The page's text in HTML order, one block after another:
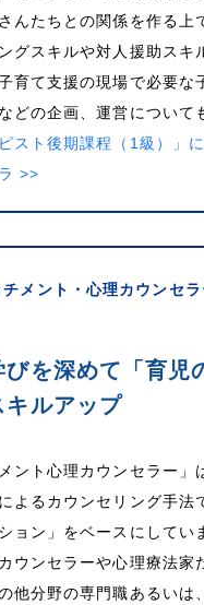
んたちとの関係を作る上
グスキルや対人援助スキ
育て支援の現場で必要な
どの企画、運営について
スト後期課程（1級）」
>>
チメント・心理カウンセラ
びを深めて「育児
キルアップ
ント心理カウンセラー」
よるカウンセリング手法
ョン」をベースにしてい
ウンセラーや心理療法家
他分野の専門職あるいは